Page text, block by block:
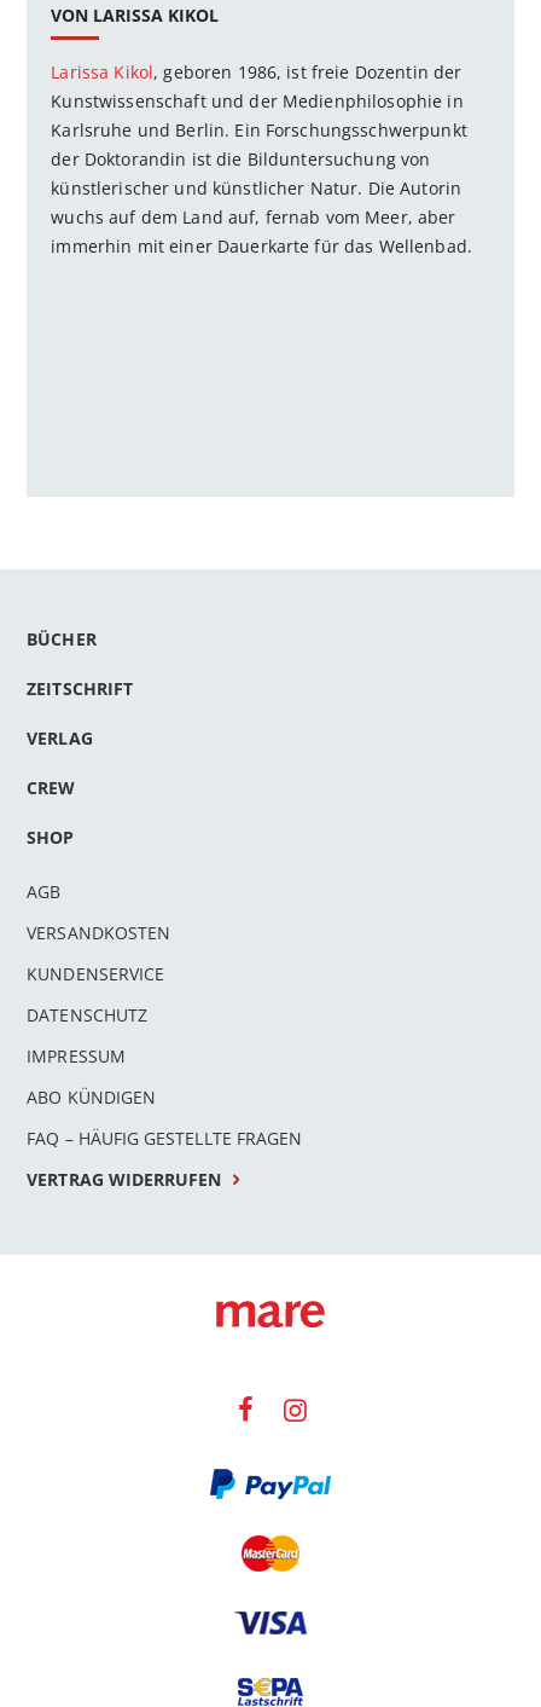
VON LARISSA KIKOL
Larissa Kikol, geboren 1986, ist freie Dozentin der
Kunstwissenschaft und der Medienphilosophie in
Karlsruhe und Berlin. Ein Forschungsschwerpunkt
der Doktorandin ist die Bilduntersuchung von
künstlerischer und künstlicher Natur. Die Autorin
wuchs auf dem Land auf, fernab vom Meer, aber
immerhin mit einer Dauerkarte für das Wellenbad.
BÜCHER
ZEITSCHRIFT
VERLAG
CREW
SHOP
AGB
VERSANDKOSTEN
KUNDENSERVICE
DATENSCHUTZ
IMPRESSUM
ABO KÜNDIGEN
FAQ – HÄUFIG GESTELLTE FRAGEN
VERTRAG WIDERRUFEN